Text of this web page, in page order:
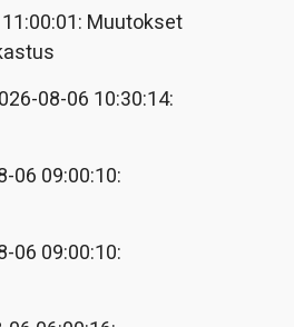
Muutokset
08-06 10:30:14:
06 09:00:10:
06 09:00:10: